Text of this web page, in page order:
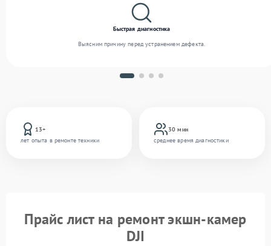
13+
лет опыта в ремонте техники
30 мин
среднее время диагностики
Быстрая диагностика
Выясним причину перед устранением дефекта.
Прайс лист на ремонт экшн-камер
DJI